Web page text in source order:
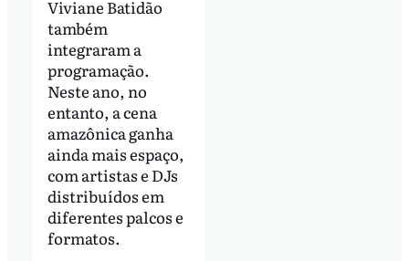
Viviane Batidão
também
integraram a
programação.
Neste ano, no
entanto, a cena
amazônica ganha
ainda mais espaço,
com artistas e DJs
distribuídos em
diferentes palcos e
formatos.